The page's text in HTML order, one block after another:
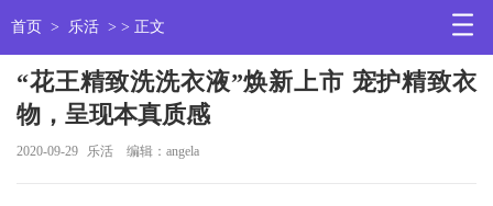
首页 > 乐活 > > 正文
“花王精致洗洗衣液”焕新上市 宠护精致衣
物，呈现本真质感
2020-09-29 乐活 编辑：angela